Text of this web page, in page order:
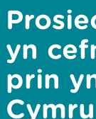
yn
prin
Cymru